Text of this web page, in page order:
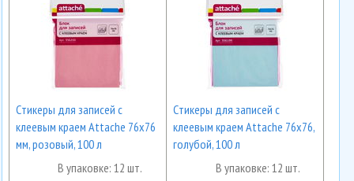
Cтикеры для записей с
клеевым краем Attache 76х76
мм, розовый, 100 л
В упаковке: 12 шт.
Cтикеры для записей с
клеевым краем Attache 76х76,
голубой, 100 л
В упаковке: 12 шт.